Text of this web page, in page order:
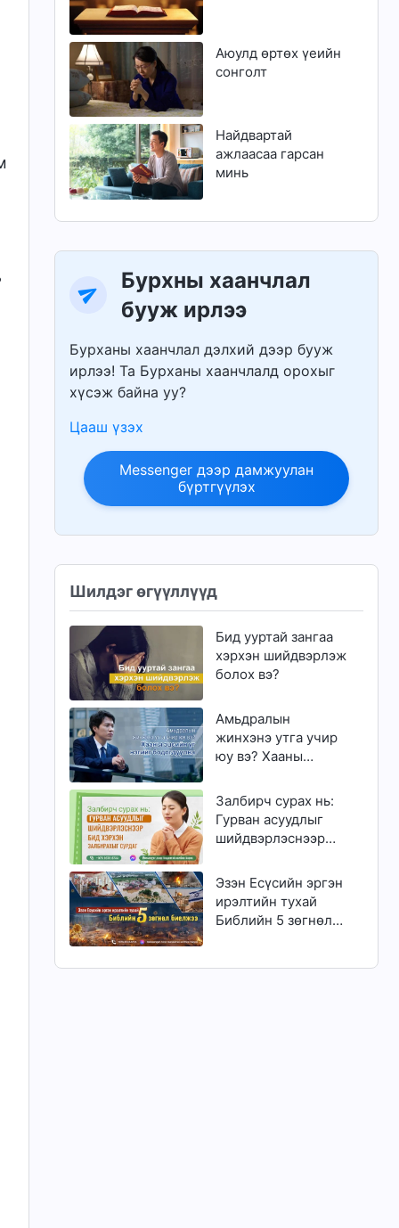
Аюулд өртөх үеийн
сонголт
Найдвартай
ажлаасаа гарсан
минь
Бурхны хаанчлал
бууж ирлээ
Бурханы хаанчлал дэлхий дээр бууж
ирлээ! Та Бурханы хаанчлалд орохыг
хүсэж байна уу?
Цааш үзэх
Messenger дээр дамжуулан
бүртгүүлэх
Шилдэг өгүүллүүд
Бид ууртай зангаа
хэрхэн шийдвэрлэж
болох вэ?
Амьдралын
жинхэнэ утга учир
юу вэ? Хааны
бодогдуулна
Залбирч сурах нь:
Гурван асуудлыг
шийдвэрлэснээр
залбирахыг сурдаг
Эзэн Есүсийн эргэн
ирэлтийн тухай
Библийн 5 зөгнөл